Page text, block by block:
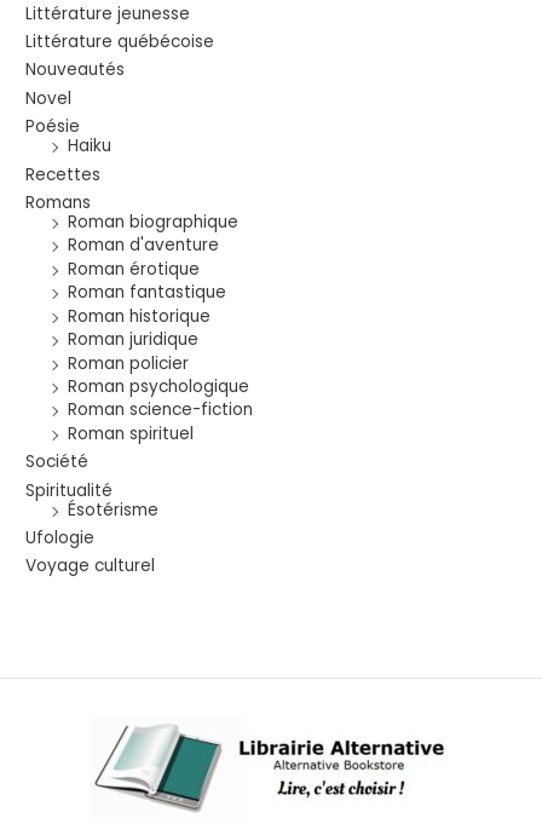
Littérature jeunesse
Littérature québécoise
Nouveautés
Novel
Poésie
Haiku
Recettes
Romans
Roman biographique
Roman d'aventure
Roman érotique
Roman fantastique
Roman historique
Roman juridique
Roman policier
Roman psychologique
Roman science-fiction
Roman spirituel
Société
Spiritualité
Ésotérisme
Ufologie
Voyage culturel